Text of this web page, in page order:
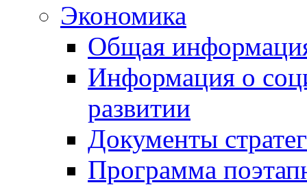
Экономика
Общая
Информация о
развитии
Документы
Программа